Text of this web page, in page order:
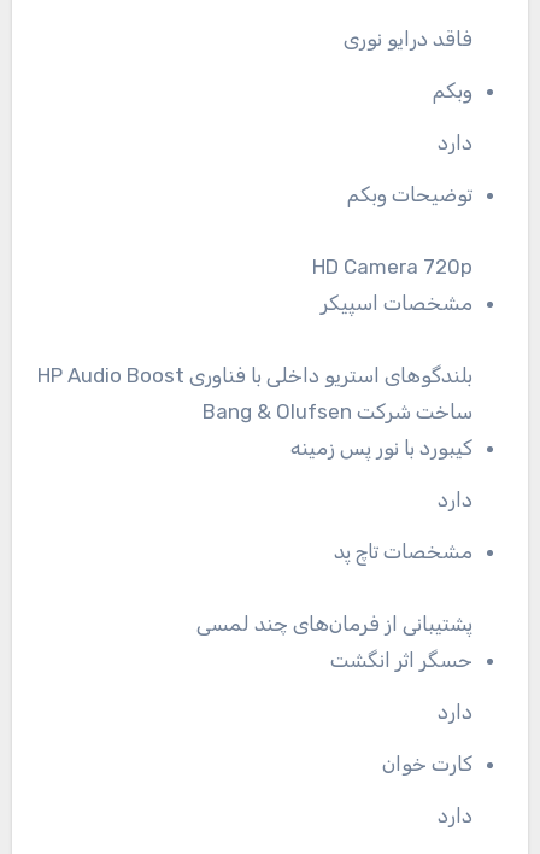
فاقد درایو نوری
وبکم
دارد
توضیحات وبکم
HD Camera 720p
مشخصات اسپیکر
بلندگوهای استریو داخلی با فناوری HP Audio Boost
ساخت شرکت Bang & Olufsen
کیبورد با نور پس زمینه
دارد
مشخصات تاچ پد
پشتیبانی از فرمان‌های چند لمسی
حسگر اثر انگشت
دارد
کارت خوان
دارد